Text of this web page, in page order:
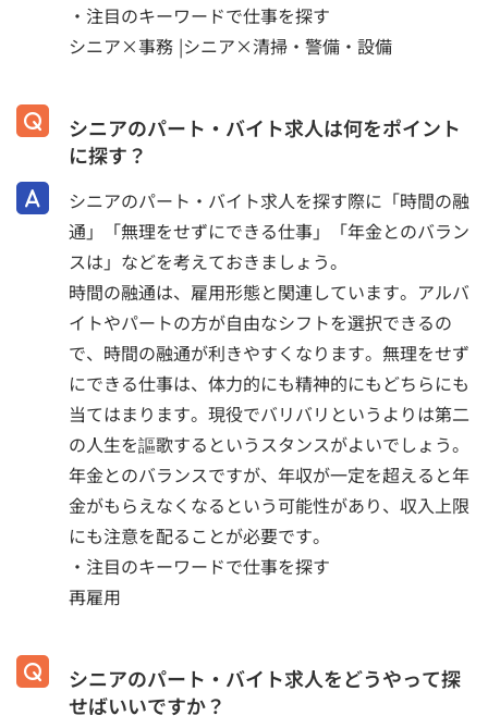
・注目のキーワードで仕事を探す
シニア×事務 |シニア×清掃・警備・設備
シニアのパート・バイト求人は何をポイント
に探す？
シニアのパート・バイト求人を探す際に「時間の融
通」「無理をせずにできる仕事」「年金とのバラン
スは」などを考えておきましょう。
時間の融通は、雇用形態と関連しています。アルバ
イトやパートの方が自由なシフトを選択できるの
で、時間の融通が利きやすくなります。無理をせず
にできる仕事は、体力的にも精神的にもどちらにも
当てはまります。現役でバリバリというよりは第二
の人生を謳歌するというスタンスがよいでしょう。
年金とのバランスですが、年収が一定を超えると年
金がもらえなくなるという可能性があり、収入上限
にも注意を配ることが必要です。
・注目のキーワードで仕事を探す
再雇用
シニアのパート・バイト求人をどうやって探
せばいいですか？